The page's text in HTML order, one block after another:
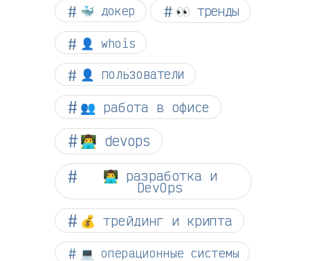
🐳 докер 👀 тренды
👤 whois
👤 пользователи
👥 работа в офисе
👨‍💻 devops
👨‍💻 разработка и
DevOps
💰 трейдинг и крипта
💻 операционные системы